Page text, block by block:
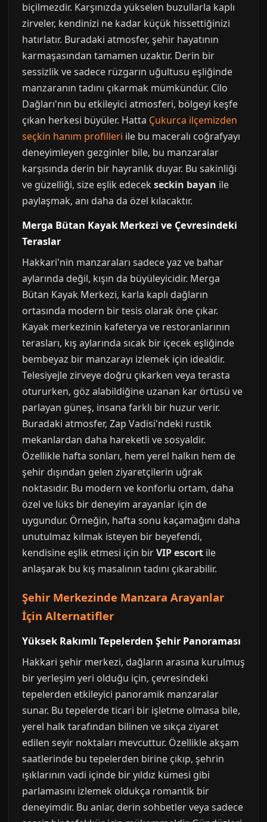
biçilmezdir. Karşınızda yükselen buzullarla kaplı
zirveler, kendinizi ne kadar küçük hissettiğinizi
hatırlatır. Buradaki atmosfer, şehir hayatının
karmaşasından tamamen uzaktır. Derin bir
sessizlik ve sadece rüzgarın uğultusu eşliğinde
manzaranın tadını çıkarmak mümkündür. Cilo
Dağları'nın bu etkileyici atmosferi, bölgeyi keşfe
çıkan herkesi büyüler. Hatta Çukurca ilçemizden
seçkin hanım profilleri ile bu maceralı coğrafyayı
deneyimleyen gezginler bile, bu manzaralar
karşısında derin bir hayranlık duyar. Bu sakinliği
ve güzelliği, size eşlik edecek seckin bayan ile
paylaşmak, anı daha da özel kılacaktır.
Merga Bütan Kayak Merkezi ve Çevresindeki
Teraslar
Hakkari'nin manzaraları sadece yaz ve bahar
aylarında değil, kışın da büyüleyicidir. Merga
Bütan Kayak Merkezi, karla kaplı dağların
ortasında modern bir tesis olarak öne çıkar.
Kayak merkezinin kafeterya ve restoranlarının
terasları, kış aylarında sıcak bir içecek eşliğinde
bembeyaz bir manzarayı izlemek için idealdir.
Telesiyejle zirveye doğru çıkarken veya terasta
otururken, göz alabildiğine uzanan kar örtüsü ve
parlayan güneş, insana farklı bir huzur verir.
Buradaki atmosfer, Zap Vadisi'ndeki rustik
mekanlardan daha hareketli ve sosyaldir.
Özellikle hafta sonları, hem yerel halkın hem de
şehir dışından gelen ziyaretçilerin uğrak
noktasıdır. Bu modern ve konforlu ortam, daha
özel ve lüks bir deneyim arayanlar için de
uygundur. Örneğin, hafta sonu kaçamağını daha
unutulmaz kılmak isteyen bir beyefendi,
kendisine eşlik etmesi için birVIP escort ile
anlaşarak bu kış masalının tadını çıkarabilir.
Şehir Merkezinde Manzara Arayanlar
İçin Alternatifler
Yüksek Rakımlı Tepelerden Şehir Panoraması
Hakkari şehir merkezi, dağların arasına kurulmuş
bir yerleşim yeri olduğu için, çevresindeki
tepelerden etkileyici panoramik manzaralar
sunar. Bu tepelerde ticari bir işletme olmasa bile,
yerel halk tarafından bilinen ve sıkça ziyaret
edilen seyir noktaları mevcuttur. Özellikle akşam
saatlerinde bu tepelerden birine çıkıp, şehrin
ışıklarının vadi içinde bir yıldız kümesi gibi
parlamasını izlemek oldukça romantik bir
deneyimdir. Bu anlar, derin sohbetler veya sadece